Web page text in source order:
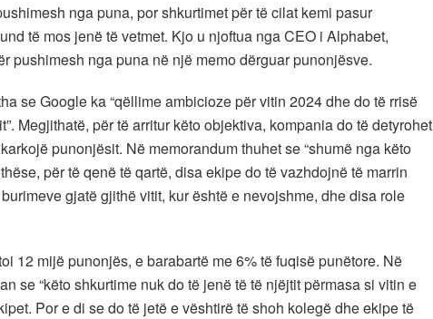
nga puna, por shkurtimet për të cilat kemi pasur
të mos jenë të vetmet. Kjo u njoftua nga CEO i Alphabet,
pushimesh nga puna në një memo dërguar punonjësve.
se Google ka “qëllime ambicioze për vitin 2024 dhe do të rrisë
Megjithatë, për të arritur këto objektiva, kompania do të detyrohet
punonjësit. Në memorandum thuhet se “shumë nga këto
për të qenë të qartë, disa ekipe do të vazhdojnë të marrin
gjatë gjithë vitit, kur është e nevojshme, dhe disa role
12 mijë punonjës, e barabartë me 6% të fuqisë punëtore. Në
se “këto shkurtime nuk do të jenë të të njëjtit përmasa si vitin e
Por e di se do të jetë e vështirë të shoh kolegë dhe ekipe të